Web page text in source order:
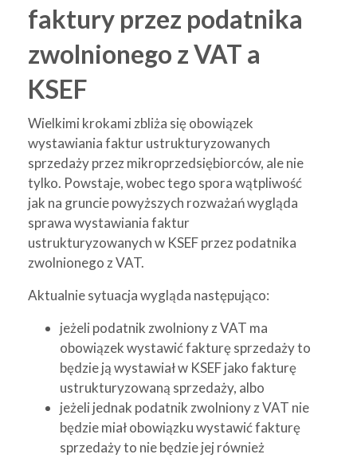
faktury przez podatnika
zwolnionego z VAT a
KSEF
Wielkimi krokami zbliża się obowiązek
wystawiania faktur ustrukturyzowanych
sprzedaży przez mikroprzedsiębiorców, ale nie
tylko. Powstaje, wobec tego spora wątpliwość
jak na gruncie powyższych rozważań wygląda
sprawa wystawiania faktur
ustrukturyzowanych w KSEF przez podatnika
zwolnionego z VAT.
Aktualnie sytuacja wygląda następująco:
jeżeli podatnik zwolniony z VAT ma
obowiązek wystawić fakturę sprzedaży to
będzie ją wystawiał w KSEF jako fakturę
ustrukturyzowaną sprzedaży, albo
jeżeli jednak podatnik zwolniony z VAT nie
będzie miał obowiązku wystawić fakturę
sprzedaży to nie będzie jej również